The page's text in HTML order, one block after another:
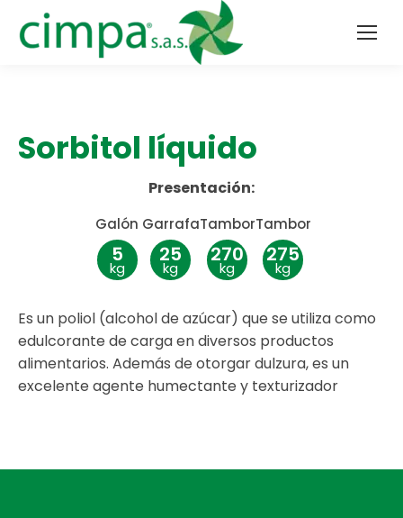
Sorbitol líquido
Presentación:
Galón
5
kg
Garrafa
25
kg
Tambor
270
kg
Tambor
275
kg
Es un poliol (alcohol de azúcar) que se utiliza como
edulcorante de carga en diversos productos
alimentarios. Además de otorgar dulzura, es un
excelente agente humectante y texturizador